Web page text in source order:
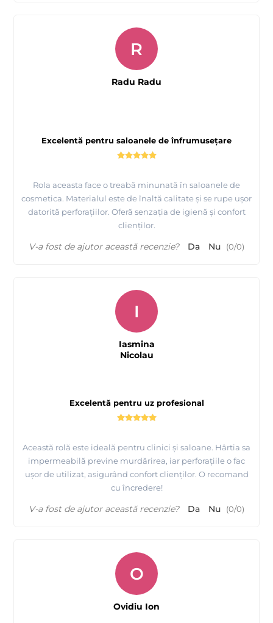
Excelentă pentru saloanele de înfrumusețare
Rola aceasta face o treabă minunată în saloanele de
cosmetica. Materialul este de înaltă calitate și se rupe ușor
datorită perforațiilor. Oferă senzația de igienă și confort
clienților.
R
Radu Radu
V-a fost de ajutor această recenzie? Da Nu (0/0)
Excelentă pentru uz profesional
Această rolă este ideală pentru clinici și saloane. Hârtia sa
impermeabilă previne murdărirea, iar perforațiile o fac
ușor de utilizat, asigurând confort clienților. O recomand
cu încredere!
I
Iasmina
Nicolau
V-a fost de ajutor această recenzie? Da Nu (0/0)
O
Ovidiu Ion